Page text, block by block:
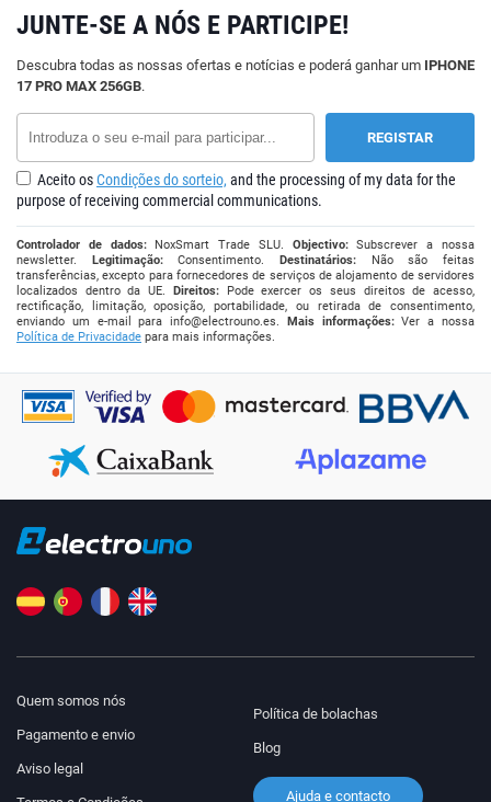
JUNTE-SE A NÓS E PARTICIPE!
Descubra todas as nossas ofertas e notícias e poderá ganhar um IPHONE
17 PRO MAX 256GB.
Aceito osCondições do sorteio, and the processing of my data for the
purpose of receiving commercial communications.
Controlador de dados:NoxSmart Trade SLU. Objectivo:Subscrever a nossa
newsletter. Legitimação:Consentimento.Destinatários: Não são feitas
transferências, excepto para fornecedores de serviços de alojamento de servidores
localizados dentro da UE. Direitos:Pode exercer os seus direitos de acesso,
rectificação, limitação, oposição, portabilidade, ou retirada de consentimento,
enviando um e-mail parainfo@electrouno.es. Mais informações:Ver a nossa
Política de Privacidade para mais informações.
Quem somos nós
Pagamento e envio
Aviso legal
Política de bolachas
Blog
Ajuda e contacto